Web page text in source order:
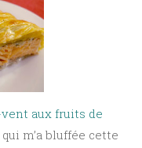
aux fruits de
m’a bluffée cette